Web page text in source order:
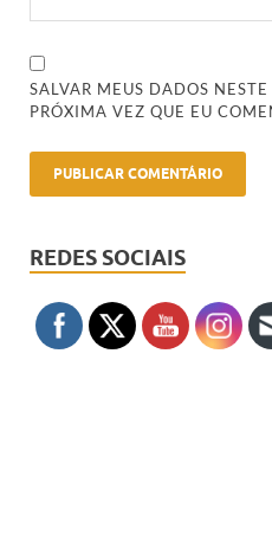
SALVAR MEUS DADOS
PRÓXIMA VEZ QUE EU
REDES SOCIAIS